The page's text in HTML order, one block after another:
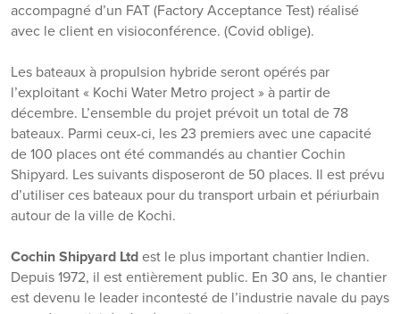
accompagné d’un FAT (Factory Acceptance Test) réalisé
avec le client en visioconférence. (Covid oblige).
Les bateaux à propulsion hybride seront opérés par
l’exploitant « Kochi Water Metro project » à partir de
décembre. L’ensemble du projet prévoit un total de 78
bateaux. Parmi ceux-ci, les 23 premiers avec une capacité
de 100 places ont été commandés au chantier Cochin
Shipyard. Les suivants disposeront de 50 places. Il est prévu
d’utiliser ces bateaux pour du transport urbain et périurbain
autour de la ville de Kochi.
Cochin Shipyard Ltd est le plus important chantier Indien.
Depuis 1972, il est entièrement public. En 30 ans, le chantier
est devenu le leader incontesté de l’industrie navale du pays